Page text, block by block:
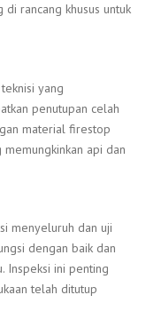
rancang khusus untuk
yang
penutupan celah
material firestop
api dan
menyeluruh dan uji
dengan baik dan
Inspeksi ini penting
telah ditutup